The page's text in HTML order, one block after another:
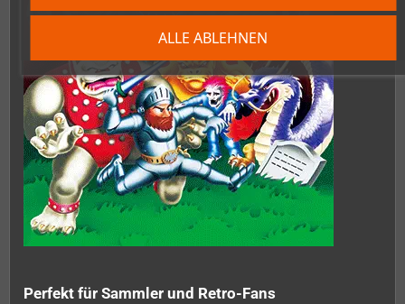
ALLE ABLEHNEN
Perfekt für Sammler und Retro-Fans